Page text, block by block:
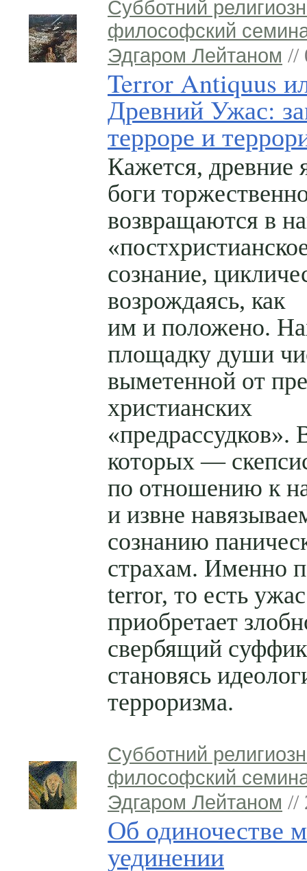
Субботний
философский
Эдгаром Лейтаном //
Terror Antiquus
Древний Ужас:
терроре и
Кажется, древние
боги
возвращаются в
сознание,
возрождаясь, как
им и положено.
площадку души
выметенной от
христианских
«предрассудков».
которых —
по отношению к
и извне
сознанию
страхам. Именно
terror, то есть
приобретает
свербящий
становясь
терроризма.
Субботний
философский
Эдгаром Лейтаном //
Об одиночестве
уединении